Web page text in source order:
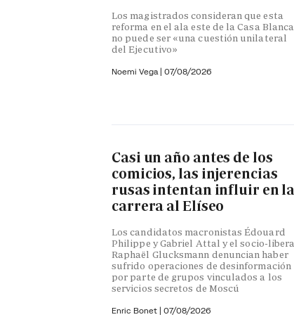
Los magistrados consideran que esta
reforma en el ala este de la Casa Blanca
no puede ser «una cuestión unilateral
del Ejecutivo»
Noemi Vega | 07/08/2026
Casi un año antes de los
comicios, las injerencias
rusas intentan influir en la
carrera al Elíseo
Los candidatos macronistas Édouard
Philippe y Gabriel Attal y el socio-
Raphaël Glucksmann denuncian haber
sufrido operaciones de desinformación
por parte de grupos vinculados a los
servicios secretos de Moscú
Enric Bonet | 07/08/2026